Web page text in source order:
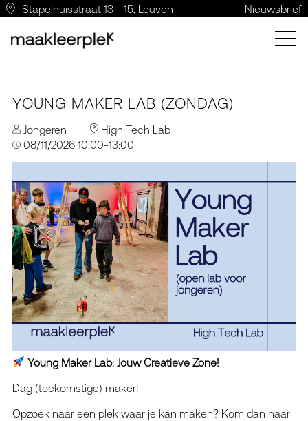
Stapelhuisstraat 13 - 15, Leuven Nieuwsbrief
YOUNG MAKER LAB (ZONDAG)
Jongeren
High Tech Lab
08/11/2026 10:00-13:00
Young Maker Lab: Jouw Creatieve Zone!
Dag (toekomstige) maker!
Opzoek naar een plek waar je kan maken? Kom dan naar